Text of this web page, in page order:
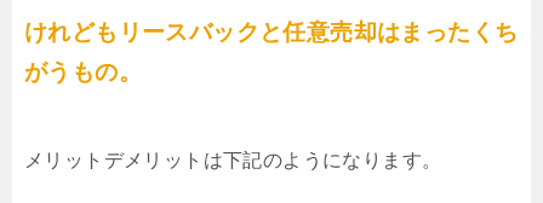
けれどもリースバックと任意売却はまったくち
がうもの。
メリットデメリットは下記のようになります。